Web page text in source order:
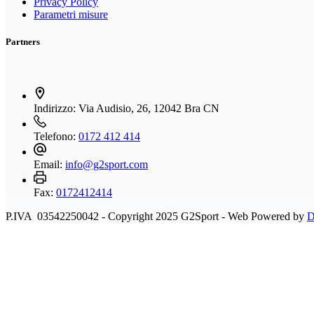
Parametri misure
Partners
Indirizzo: Via Audisio, 26, 12042 Bra CN
Telefono: 0172 412 414
Email: info@g2sport.com
Fax: 0172412414
P.IVA 03542250042 - Copyright 2025 G2Sport - Web Powered by